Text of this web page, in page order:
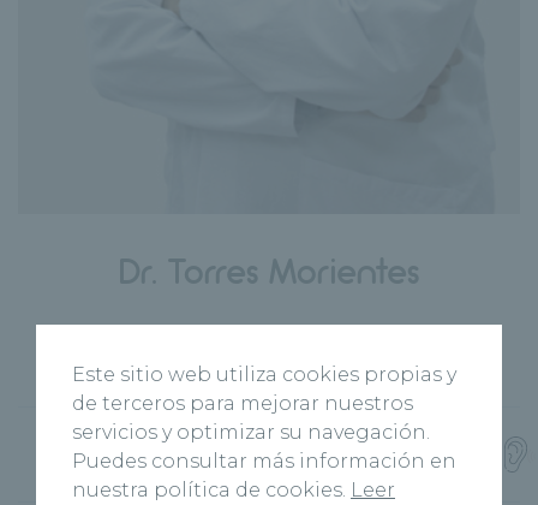
Dr. Torres Morientes
Centro y especialidad
Hospital Recoletas Salud
Felipe II
Otorrinolaringología
Este sitio web utiliza cookies propias y
de terceros para mejorar nuestros
servicios y optimizar su navegación.
Puedes consultar más información en
nuestra política de cookies. Leer